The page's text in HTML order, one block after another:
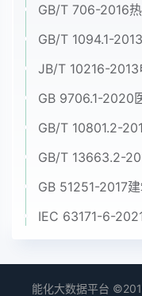
GB/T 706-2016
能化大数据平台